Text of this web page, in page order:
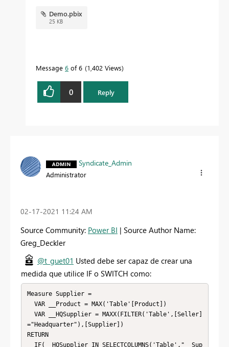
Demo.pbix
25 KB
Message 6 of 6 1,402 Views
0 Reply
Syndicate_Admin
Administrator
‎02-17-2021 11:24 AM
Source Community: Power BI | Source Author Name:
Greg_Deckler
@t_guet01 Usted debe ser capaz de crear una
medida que utilice IF o SWITCH como:
Measure Supplier =
="Headquarter"),[Supplier])
RETURN